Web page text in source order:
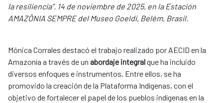
la resiliencia”. 14 de noviembre de 2025, en la Estación
AMAZÔNIA SEMPRE del Museo Goeldi, Belém, Brasil.
Mónica Corrales destacó el trabajo realizado por AECID en la
Amazonía a través de un abordaje integralque ha incluido
diversos enfoques e instrumentos. Entre ellos, se ha
promovido la creación de la Plataforma Indígenas, con el
objetivo de fortalecer el papel de los pueblos indígenas en la